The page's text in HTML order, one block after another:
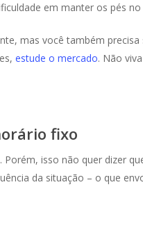
em manter os pés no
mas você também
estude o mercado. Não
fixo
Porém, isso não quer dizer
da situação – o que